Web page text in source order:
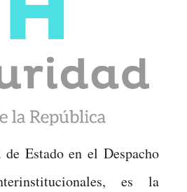
de Estado en el Despacho
es la